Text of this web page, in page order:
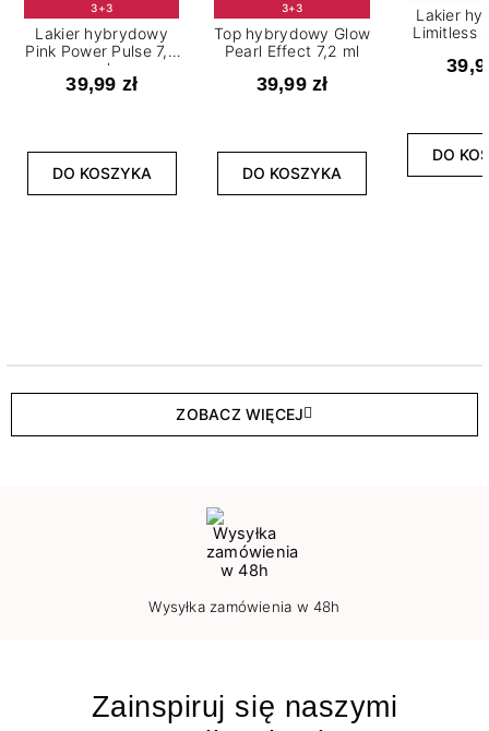
3+3
Lakier hybrydowy
Pink Power Pulse 7,2
ml
39,99 zł
DO KOSZYKA
3+3
Top hybrydowy Glow
Pearl Effect 7,2 ml
39,99 zł
DO KOSZYKA
Lakier
Limitless
DO
ZOBACZ WIĘCEJ
Wysyłka zamówienia w 48h
Zainspiruj się naszymi